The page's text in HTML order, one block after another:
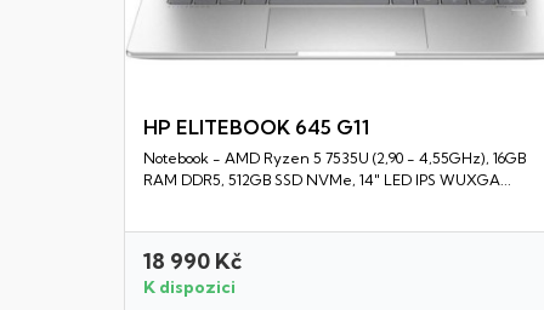
Rychlý náhled
HP ELITEBOOK 645 G11
Notebook - AMD Ryzen 5 7535U (2,90 - 4,55GHz), 16GB
RAM DDR5, 512GB SSD NVMe, 14" LED IPS WUXGA...
18 990 Kč
K dispozici